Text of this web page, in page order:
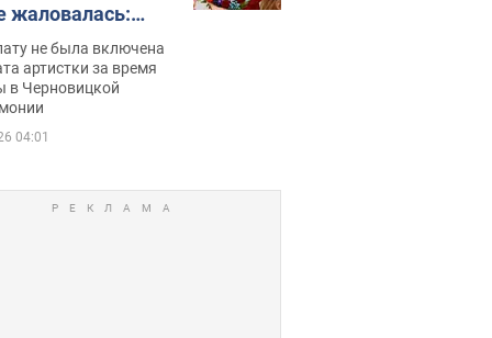
жаловалась:
получала
не была включена
артистки за время
в Черновицкой
04:01